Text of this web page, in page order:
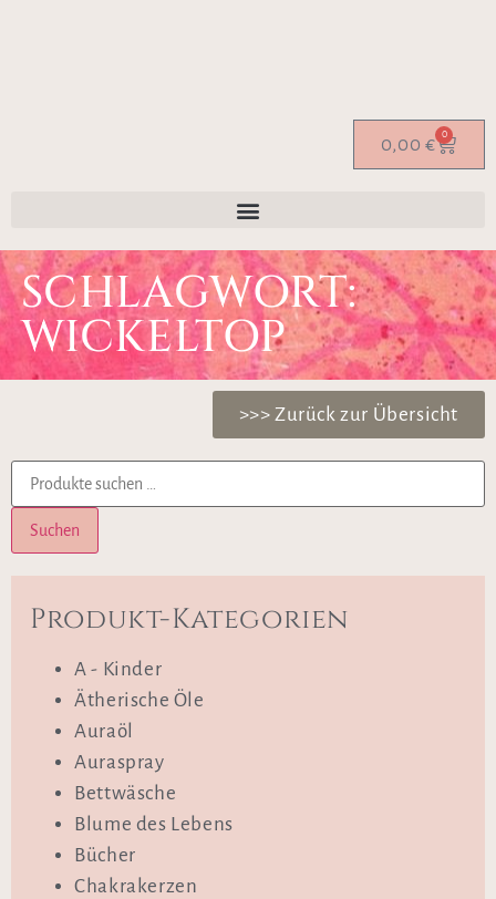
0,00 € 0
SCHLAGWORT:
WICKELTOP
>>> Zurück zur Übersicht
Suchen
Produkt-Kategorien
A - Kinder
Ätherische Öle
Auraöl
Auraspray
Bettwäsche
Blume des Lebens
Bücher
Chakrakerzen